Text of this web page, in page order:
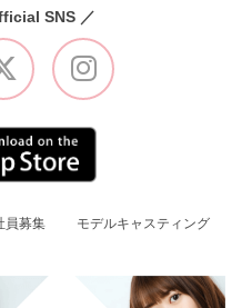
SNS ／
員募集 モデルキャスティング